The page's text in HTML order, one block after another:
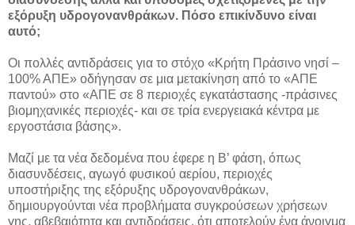
εξόρυξη υδρογονανθράκων. Πόσο επικίνδυνο είναι
αυτό;
Οι πολλές αντιδράσεις για το στόχο «Κρήτη Πράσινο νησί –
100% ΑΠΕ» οδήγησαν σε μια μετακίνηση από το «ΑΠΕ
παντού» στο «ΑΠΕ σε 8 περιοχές εγκατάστασης -πράσινες
βιομηχανικές περιοχές- και σε τρία ενεργειακά κέντρα με
εργοστάσια βάσης».
Μαζί με τα νέα δεδομένα που έφερε η Β’ φάση, όπως
διασυνδέσεις, αγωγό φυσικού αερίου, περιοχές
υποστήριξης της εξόρυξης υδρογονανθράκων,
δημιουργούνται νέα προβλήματα συγκρούσεων χρήσεων
γης, αβεβαιότητα και αντιδράσεις, ότι αποτελούν ένα άνοιγμα